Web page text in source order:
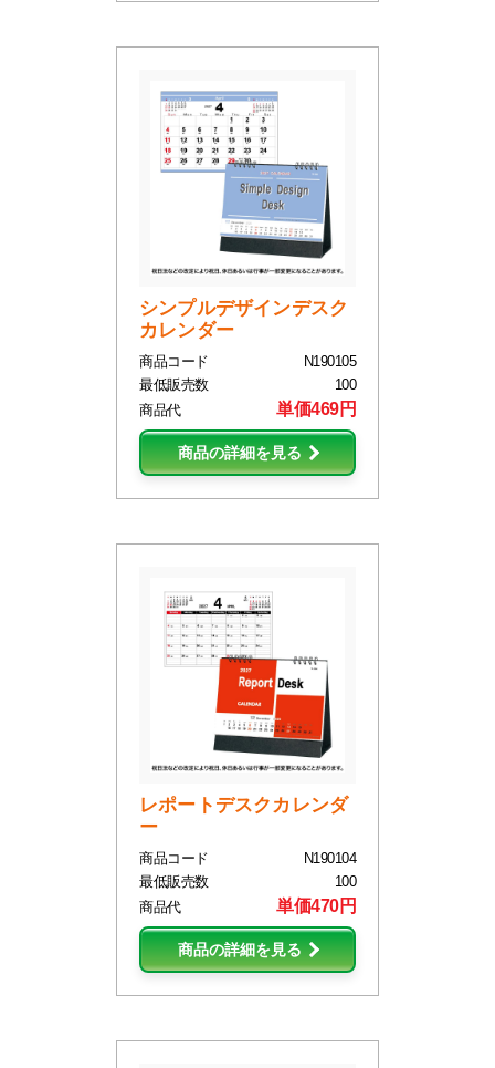
シンプルデザインデスク
カレンダー
商品コード
N190105
最低販売数
100
商品代
単価469円
商品の詳細を見る
レポートデスクカレンダ
ー
商品コード
N190104
最低販売数
100
商品代
単価470円
商品の詳細を見る